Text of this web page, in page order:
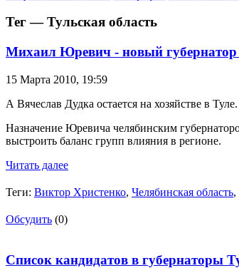
Тег — Тульская область
Михаил Юревич - новый губернатор
15 Марта 2010, 19:59
А Вячеслав Дудка остается на хозяйстве в Туле.
Назначение Юревича челябинским
выстроить баланс групп влияния в регионе.
Читать далее
Теги: Виктор Христенко, Челябинская область,
Обсудить (0)
Список кандидатов в губернаторы